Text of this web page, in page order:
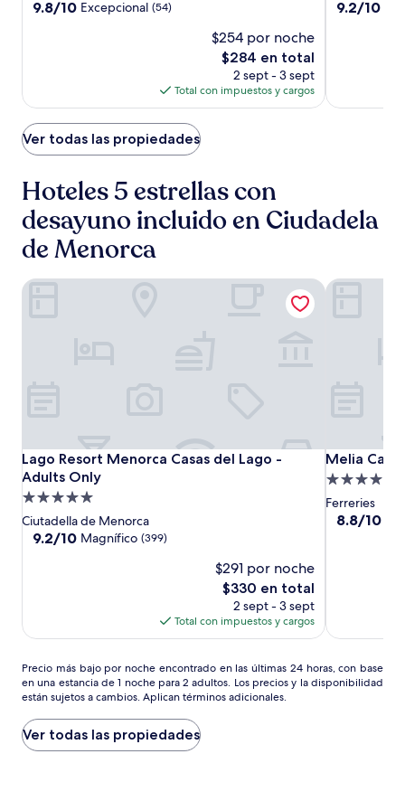
Adults
Adults
4.0
9.8
9.8/10 Excepcional (54)
$254 por noche
El
precio
actual
es
$284 en total
2 sept - 3 sept
Total con impuestos y cargos
4.0
9.2
9.2/10
Ver todas las propiedades
Hoteles 5 estrellas con
desayuno incluido en Ciudadela
de Menorca
Lago
Resort
Menorca
Casas
del
Lago
Resort
Menorca
Casas
Lago Resort Menorca Casas del Lago -
Adults Only
Lago Resort Menorca Casas del Lago - Adults Only
Propiedad
de
5.0
Ciutadella de Menorca
9.2
9.2/10 Magnífico (399)
$291 por noche
El
precio
actual
es
$330
$330 en total
2 sept - 3 sept
Total con impuestos y cargos
Lago Resort Menorca Casas del Lago - Adults Only
Melia
Cala
Galdana
Menorca
Melia Cala
Melia Cala
Propiedad
de
5.0
Ferreries
8.8
8.8/10
Melia Cala
Precio
más
bajo
por
noche
encontrado
Precio más bajo por noche encontrado en las últimas 24 horas, con base
en una estancia de 1 noche para 2 adultos. Los precios y la disponibilidad
están sujetos a cambios. Aplican términos adicionales.
Ver todas las propiedades